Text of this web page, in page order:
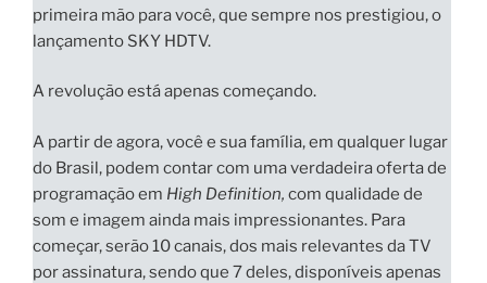
primeira mão para você, que sempre nos prestigiou, o
lançamento SKY HDTV.
A revolução está apenas começando.
A partir de agora, você e sua família, em qualquer lugar
do Brasil, podem contar com uma verdadeiraoferta de
programação em High Definition, com qualidade de
som e imagem ainda mais impressionantes. Para
começar,serão 10 canais, dos mais relevantes da TV
por assinatura, sendo que 7 deles, disponíveis apenas